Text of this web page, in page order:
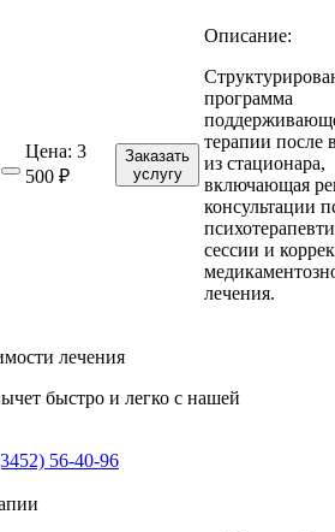
Цена: 3
500 ₽
Заказать
услугу
Описание:
программа
терапии после
из стационара,
включающая
консультации
сессии и
лечения.
лечения
быстро и легко с нашей
56-40-96